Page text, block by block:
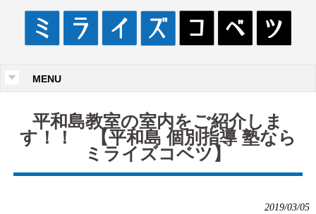
MENU
平和島教室の室内をご紹介しま
す！！ 【平和島 個別指導 塾なら
ミライズコベツ】
2019/03/05